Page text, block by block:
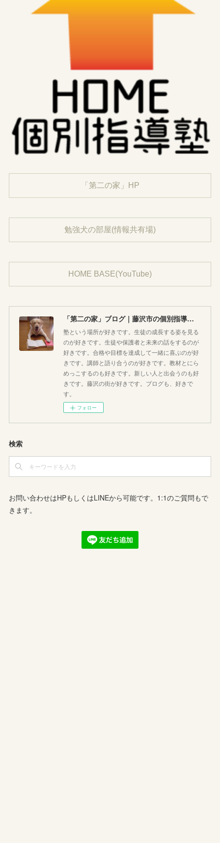
「第二の家」HP
勉強犬の部屋(情報共有場)
HOME BASE(YouTube)
「第二の家」ブログ｜藤沢市の個別指導塾のお話
塾という場所が好きです。生徒の成長する姿を見る
のが好きです。生徒や保護者と未来の話をするのが
好きです。合格や目標を達成して一緒に喜ぶのが好
きです。講師と語り合うのが好きです。教材とにら
めっこするのも好きです。新しい人と出会うのも好
きです。藤沢の街が好きです。ブログも、好きで
す。
フォロー
検索
お問い合わせはHPもしくはLINEから可能です。1:1のご質問もで
きます。